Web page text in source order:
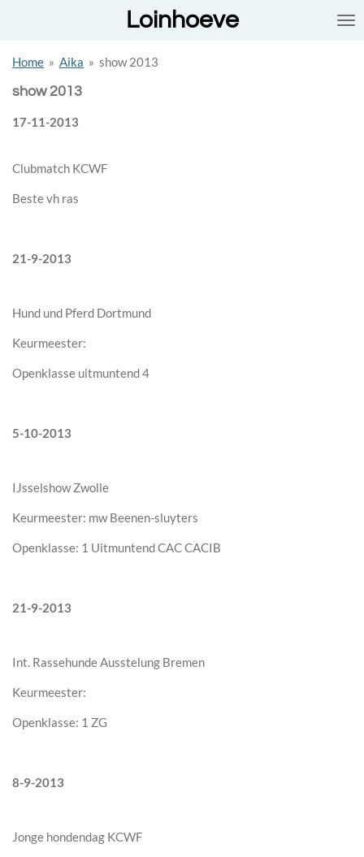
de
hoofdinhoud
Loinhoeve
Home » Aika » show 2013
show 2013
17-11-2013
Clubmatch KCWF
Beste vh ras
21-9-2013
Hund und Pferd Dortmund
Keurmeester:
Openklasse uitmuntend 4
5-10-2013
IJsselshow Zwolle
Keurmeester: mw Beenen-sluyters
Openklasse: 1 Uitmuntend CAC CACIB
21-9-2013
Int. Rassehunde Ausstelung Bremen
Keurmeester:
Openklasse: 1 ZG
8-9-2013
Jonge hondendag KCWF